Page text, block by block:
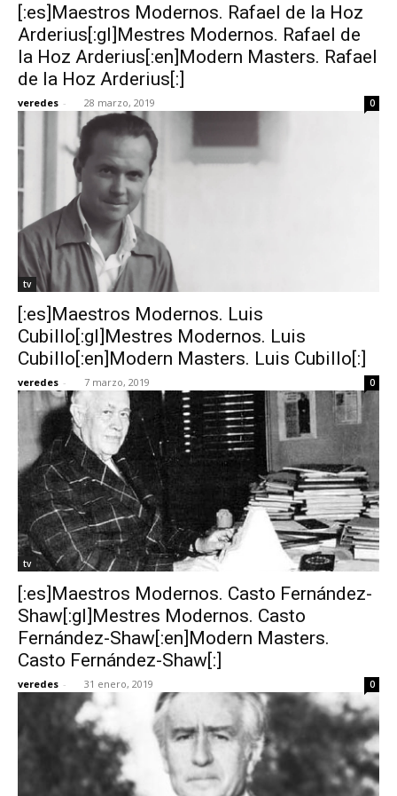
[:es]Maestros Modernos. Rafael de la Hoz
Arderius[:gl]Mestres Modernos. Rafael de
la Hoz Arderius[:en]Modern Masters. Rafael
de la Hoz Arderius[:]
veredes - 28 marzo, 2019 0
tv
[:es]Maestros Modernos. Luis
Cubillo[:gl]Mestres Modernos. Luis
Cubillo[:en]Modern Masters. Luis Cubillo[:]
veredes - 7 marzo, 2019 0
tv
[:es]Maestros Modernos. Casto Fernández-
Shaw[:gl]Mestres Modernos. Casto
Fernández-Shaw[:en]Modern Masters.
Casto Fernández-Shaw[:]
veredes - 31 enero, 2019 0